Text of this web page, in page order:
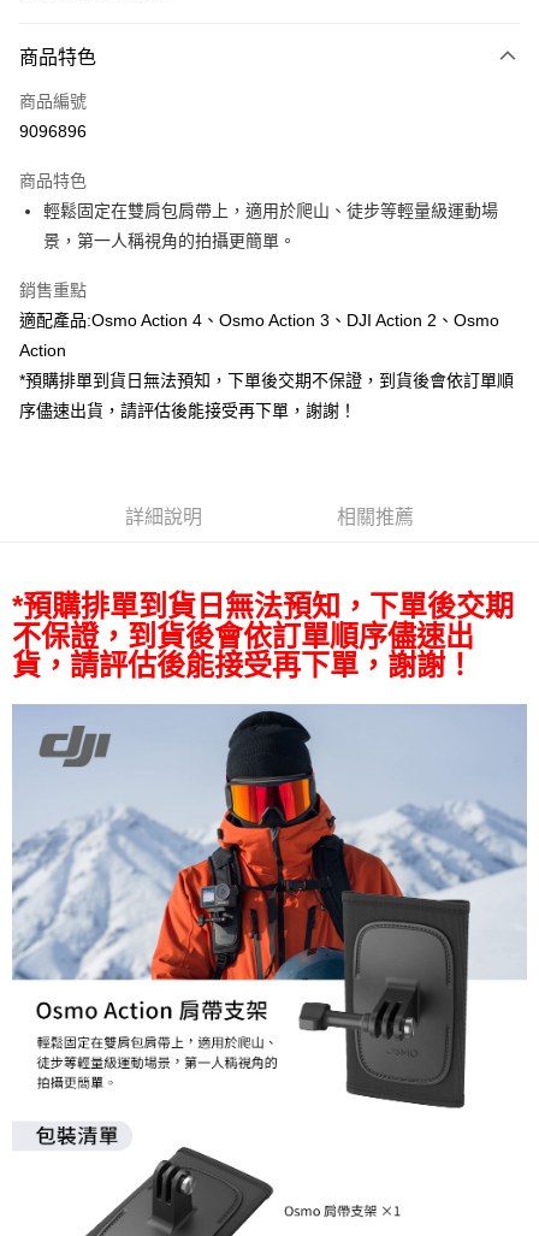
信用卡一次付款
信用卡分期付款
合作金庫商業銀行
華南商業銀行
彰化商業銀行
上海商業儲蓄銀行
臺灣中小企業銀行
匯豐（台灣）商業銀行
華泰商業銀行
聯邦商業銀行
元大商業銀行
永豐商業銀行
台新國際商業銀行
中國信託商業銀行
6 期 0 利率 每期
華南商業銀行
上海商業儲蓄銀行
國泰世華商業銀行
臺灣中小企業銀行
台中商業銀行
匯豐（台灣）商業銀行
聯邦商業銀行
遠東國際商業銀行
元大商業銀行
永豐商業銀行
12 期 0 利率 每期 NT$38 21家銀行
華南商業銀行
上海商業儲蓄銀行
台北富邦商業銀行
匯豐（台灣）商業銀行
華泰商業銀行
聯邦商業銀行
遠東國際商業銀行
台灣樂天信用卡公司
LINE Pay
Apple Pay
街口支付
AFTEE先享後付
相關說明
【關於「AFTEE先享後付」】
AFTEE先享後付是「在收到商品之後才付款」的支付方式。 讓您購物簡單
便利好安心！
１．簡單：不需註冊會員、不需綁卡、不需儲值。
２．便利：只要手機號碼，簡訊認證，即可結帳。
３．安心：先確認商品／服務後，再付款。
【「AFTEE先享後付」結帳流程】
１．於結帳方式選擇「AFTEE先享後付」後，將跳轉至「AFTEE先享後付」
結帳頁面，進行簡訊認證並確認金額後，即可完成結帳。
２．訂單成立數日內，您將收到繳費通知簡訊。
３．收到繳費通知簡訊後14天內，點擊此簡訊中的連結，可透過四大超商／
ATM／網路銀行／等多元方式進行付款，方視為交易完成。
※ 請注意：結帳手續完成當下不需立刻繳費，但若您需要取消訂單，請聯絡
購買商品的店家。未經商家同意取消之訂單仍視為有效，需透過AFTEE先享
後付繳納相關費用。
※ 交易是否成功請以「AFTEE先享後付 」之結帳頁面顯示為準，若有關於
是否繳費成功／繳費後需取消欲退款等相關疑問，請聯繫「AFTEE先享後付
客戶支援中心」https://netprotections.freshdesk.com/support/home
１．透過由恩沛科技股份有限公司提供之「AFTEE先享後付」服務完成之交
易，需依本服務之必要範圍內提供個人資料，並將交易相關給付款項請求債
權轉讓予恩沛科技股份有限公司。
２．關於個人資料處理事宜，請瀏覽以下網址：
https://aftee.tw/terms/#terms3
ATM付款
運送方式
每筆NT$60，滿NT$399(含以上)免運費
萊爾富取貨付款
每筆NT$60，滿NT$399(含以上)免運費
7-11取貨付款
每筆NT$60，滿NT$399(含以上)免運費
每筆NT$75，滿NT$399(含以上)免運費
免運費
商品特色
商品編號
9096896
商品特色
輕鬆固定在雙肩包肩帶上，適用於爬山、徒步等輕量級運動場
景，第一人稱視角的拍攝更簡單。
銷售重點
適配產品:Osmo Action 4、Osmo Action 3、DJI Action 2、Osmo
Action
*預購排單到貨日無法預知，下單後交期不保證，到貨後會依訂單順
序儘速出貨，請評估後能接受再下單，謝謝！
詳細說明 相關推薦
*預購排單到貨日無法預知，下單後交期
不保證，到貨後會依訂單順序儘速出
貨，請評估後能接受再下單，謝謝！